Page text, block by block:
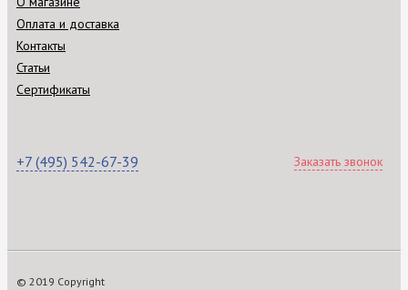
Оплата и доставка
Контакты
Статьи
Сертификаты
+7 (495) 542-67-39 Заказать звонок
© 2019 Copyright